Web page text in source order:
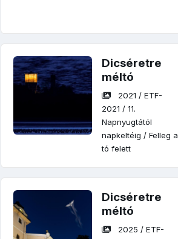
Dicséretre
méltó
2021 / ETF-
2021 / 11.
Napnyugtától
napkeltéig / Felleg a
tó felett
Dicséretre
méltó
2025 / ETF-